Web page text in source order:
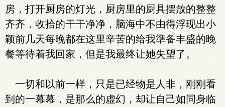
房，打开厨房的灯光，厨房里的厨具摆放的整整
齐齐，收拾的干干净净，脑海中不由得浮现出小
颖前几天每晚都在这里辛苦的给我準备丰盛的晚
餐等待着我回家，但是我最终让她失望了。
一切和以前一样，只是已经物是人非，刚刚看
到的一幕幕，是那么的虚幻，却让自己如同身临